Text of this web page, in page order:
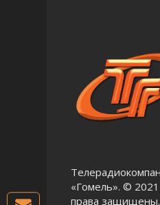
«Гомель». ©
права защищены.